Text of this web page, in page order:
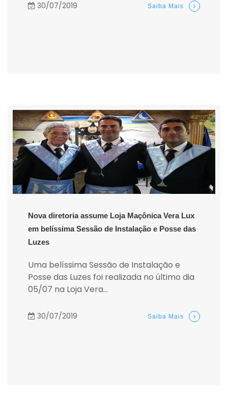
30/07/2019 Saiba Mais
Nova diretoria assume Loja Maçônica Vera Lux
em belíssima Sessão de Instalação e Posse das
Luzes
Uma belíssima Sessão de Instalação e
Posse das Luzes foi realizada no último dia
05/07 na Loja Vera...
30/07/2019 Saiba Mais